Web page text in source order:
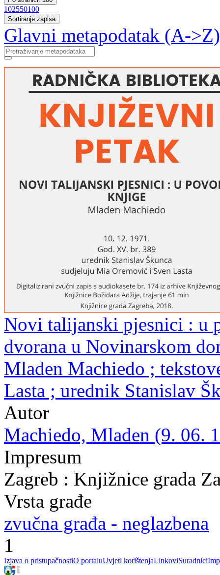
102550100
Sortiranje zapisa
Glavni metapodatak (A->Z)
Novi talijanski pjesnici : u
dvorana u Novinarskom
Mladen Machiedo ;
Lasta ; urednik Stanislav
Autor
Machiedo, Mladen (9. 06.
Impresum
Zagreb : Knjižnice grada
Vrsta građe
zvučna građa - neglazbena
1
Izjava o pristupačnostiO portaluUvjeti korištenjaLinkoviSuradnici